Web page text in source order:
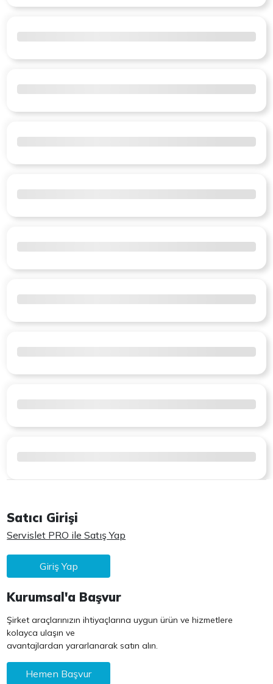
Satıcı Girişi
Servislet PRO ile Satış Yap
Giriş Yap
Kurumsal'a Başvur
Şirket araçlarınızın ihtiyaçlarına uygun ürün ve hizmetlere
kolayca ulaşın ve
avantajlardan yararlanarak satın alın.
Hemen Başvur